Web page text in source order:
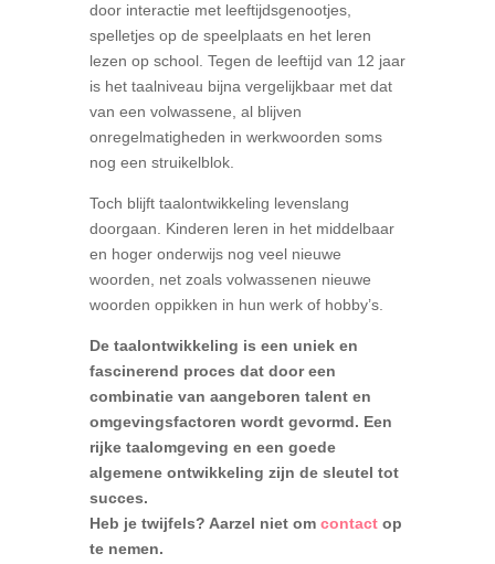
door interactie met leeftijdsgenootjes,
spelletjes op de speelplaats en het leren
lezen op school. Tegen de leeftijd van 12 jaar
is het taalniveau bijna vergelijkbaar met dat
van een volwassene, al blijven
onregelmatigheden in werkwoorden soms
nog een struikelblok.
Toch blijft taalontwikkeling levenslang
doorgaan. Kinderen leren in het middelbaar
en hoger onderwijs nog veel nieuwe
woorden, net zoals volwassenen nieuwe
woorden oppikken in hun werk of hobby’s.
De taalontwikkeling is een uniek en
fascinerend proces dat door een
combinatie van aangeboren talent en
omgevingsfactoren wordt gevormd. Een
rijke taalomgeving en een goede
algemene ontwikkeling zijn de sleutel tot
succes.
Heb je twijfels? Aarzel niet om contactop
te nemen.